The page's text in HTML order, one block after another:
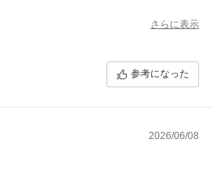
さらに表示
参考になった
2026/06/08